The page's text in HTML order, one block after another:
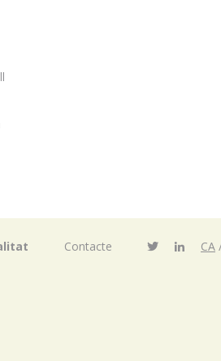
Contacte CA